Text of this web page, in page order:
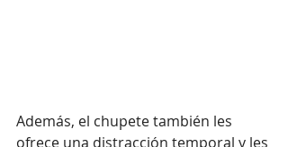
Además, el chupete también les
ofrece una distracción temporal y les